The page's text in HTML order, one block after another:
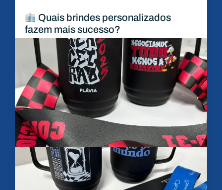
Quais brindes personalizados
fazem mais sucesso?